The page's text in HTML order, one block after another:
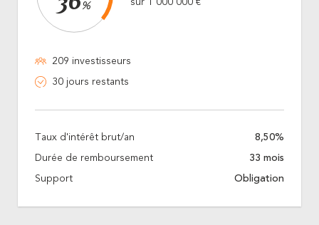
%
209 investisseurs
30 jours restants
Taux d'intérêt brut/an 8,50%
Durée de remboursement 33 mois
Support Obligation